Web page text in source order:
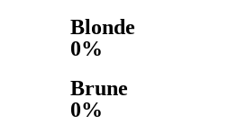
Blonde
0%
Brune
0%